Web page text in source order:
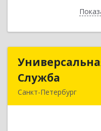
Служба
Санкт-Петербург